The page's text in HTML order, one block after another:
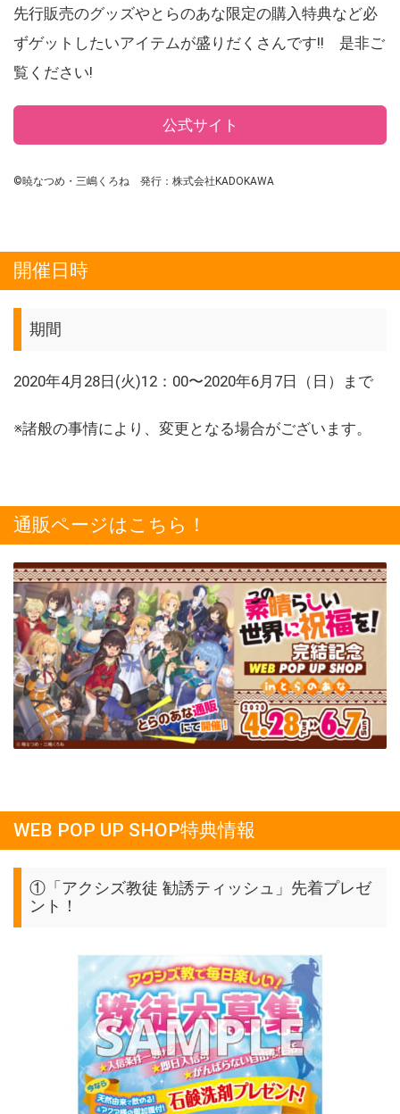
先行販売のグッズやとらのあな限定の購入特典など必
ずゲットしたいアイテムが盛りだくさんです!! 是非ご
覧ください!
公式サイト
©暁なつめ・三嶋くろね 発行：株式会社KADOKAWA
開催日時
期間
2020年4月28日(火)12：00〜2020年6月7日（日）まで
※諸般の事情により、変更となる場合がございます。
通販ページはこちら！
WEB POP UP SHOP特典情報
①「アクシズ教徒 勧誘ティッシュ」先着プレゼ
ント！